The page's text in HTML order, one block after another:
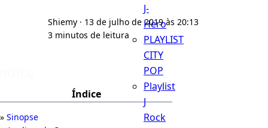
J-
Hero
PLAYLIST
CITY
POP
Playlist
J
Rock
Shiemy · 13 de julho de 2019 às 20:13
3 minutos de leitura
Índice
Sinopse